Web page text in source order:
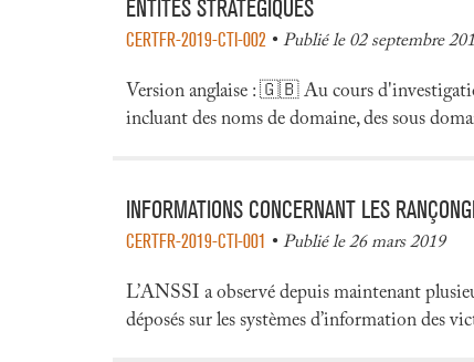
ENTITÉS STRATÉGIQUES
CERTFR-2019-CTI-002 Publié le 02 septembre
Version anglaise : 🇬🇧 Au cours
incluant des noms de domaine, des sous
INFORMATIONS CONCERNANT LES
CERTFR-2019-CTI-001 Publié le 26 mars 2019
L’ANSSI a observé depuis maintenant
déposés sur les systèmes d’information des